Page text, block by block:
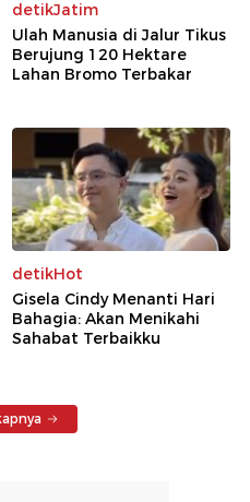
detikJatim
Ulah Manusia di Jalur Tikus
Berujung 120 Hektare
Lahan Bromo Terbakar
detikHot
Gisela Cindy Menanti Hari
Bahagia: Akan Menikahi
Sahabat Terbaikku